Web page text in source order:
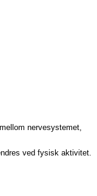
nervesystemet,
ved fysisk aktivitet.